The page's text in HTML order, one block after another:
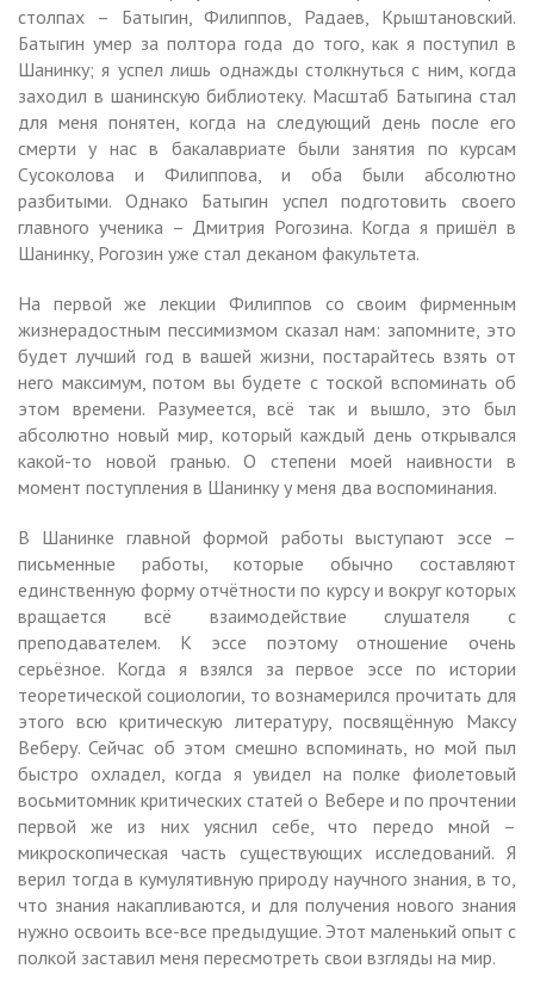
столпах – Батыгин, Филиппов, Радаев, Крыштановский.
Батыгин умер за полтора года до того, как я поступил в
Шанинку; я успел лишь однажды столкнуться с ним, когда
заходил в шанинскую библиотеку. Масштаб Батыгина стал
для меня понятен, когда на следующий день после его
смерти у нас в бакалавриате были занятия по курсам
Сусоколова и Филиппова, и оба были абсолютно
разбитыми. Однако Батыгин успел подготовить своего
главного ученика – Дмитрия Рогозина. Когда я пришёл в
Шанинку, Рогозин уже стал деканом факультета.
На первой же лекции Филиппов со своим фирменным
жизнерадостным пессимизмом сказал нам: запомните, это
будет лучший год в вашей жизни, постарайтесь взять от
него максимум, потом вы будете с тоской вспоминать об
этом времени. Разумеется, всё так и вышло, это был
абсолютно новый мир, который каждый день открывался
какой-то новой гранью. О степени моей наивности в
момент поступления в Шанинку у меня два воспоминания.
В Шанинке главной формой работы выступают эссе –
письменные работы, которые обычно составляют
единственную форму отчётности по курсу и вокруг которых
вращается всё взаимодействие слушателя с
преподавателем. К эссе поэтому отношение очень
серьёзное. Когда я взялся за первое эссе по истории
теоретической социологии, то вознамерился прочитать для
этого всю критическую литературу, посвящённую Максу
Веберу. Сейчас об этом смешно вспоминать, но мой пыл
быстро охладел, когда я увидел на полке фиолетовый
восьмитомник критических статей о Вебере и по прочтении
первой же из них уяснил себе, что передо мной –
микроскопическая часть существующих исследований. Я
верил тогда в кумулятивную природу научного знания, в то,
что знания накапливаются, и для получения нового знания
нужно освоить все-все предыдущие. Этот маленький опыт с
полкой заставил меня пересмотреть свои взгляды на мир.